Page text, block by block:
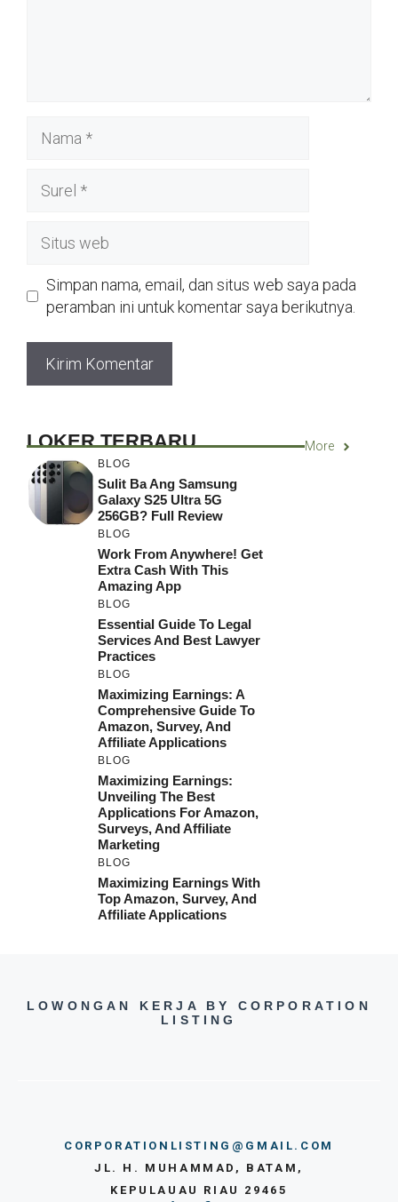
web
Simpan nama, email, dan situs web saya pada
peramban ini untuk komentar saya berikutnya.
LOKER TERBARU More
BLOG
Sulit Ba Ang Samsung
Galaxy S25 Ultra 5G
256GB? Full Review
BLOG
Work From Anywhere! Get
Extra Cash With This
Amazing App
BLOG
Essential Guide To Legal
Services And Best Lawyer
Practices
BLOG
Maximizing Earnings: A
Comprehensive Guide To
Amazon, Survey, And
Affiliate Applications
BLOG
Maximizing Earnings:
Unveiling The Best
Applications For Amazon,
Surveys, And Affiliate
Marketing
BLOG
Maximizing Earnings With
Top Amazon, Survey, And
Affiliate Applications
LOWONGAN KERJA BY CORPORATION
LISTING
CORPORATIONLISTING@GMAIL.COM
JL. H. MUHAMMAD, BATAM,
KEPULAUAU RIAU 29465